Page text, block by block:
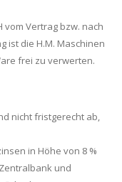
vom Vertrag bzw. nach
ist die H.M. Maschinen
frei zu verwerten.
nicht fristgerecht ab,
in Höhe von 8 %
und